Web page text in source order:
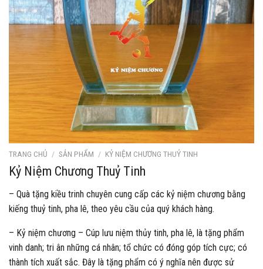
TRANG CHỦ / SẢN PHẨM / KỶ NIỆM CHƯƠNG THUỶ TINH
Kỷ Niệm Chương Thuỷ Tinh
– Quà tặng kiều trinh chuyên cung cấp các kỷ niệm chương bằng
kiếng thuỷ tinh, pha lê, theo yêu cầu của quý khách hàng.
– Kỷ niệm chương – Cúp lưu niệm thủy tinh, pha lê, là tặng phẩm
vinh danh; tri ân những cá nhân; tổ chức có đóng góp tích cực; có
thành tích xuất sắc. Đây là tặng phẩm có ý nghĩa nên được sử